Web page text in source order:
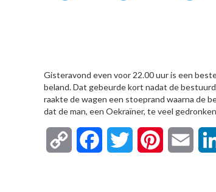
Gisteravond even voor 22.00 uur is een
beland. Dat gebeurde kort nadat de
raakte de wagen een stoeprand waarna de
dat de man, een Oekraïner, te veel
Copy FacebookTwitter Pinterest Email